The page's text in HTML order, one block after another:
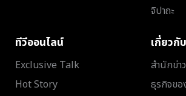
จิปาถะ
ทีวีออนไลน์
Exclusive Talk
Hot Story
เกี่ยวกั
สำนักข่า
ธุรกิจขอ